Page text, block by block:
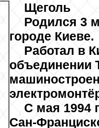
Щеголь
Родился 3
городе Киеве.
Работал в
объединении
С мая 1994
Сан-